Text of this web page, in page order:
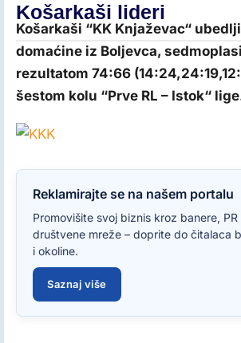
Košarkaši lideri
Košarkaši “KK Knjaževac“
domaćine iz Boljevca,
rezultatom 74:66
šestom kolu “Prve RL – Istok“
Reklamirajte se na našem portalu
Promovišite svoj biznis kroz banere,
društvene mreže – doprite do čitalaca
i okoline.
Saznaj više